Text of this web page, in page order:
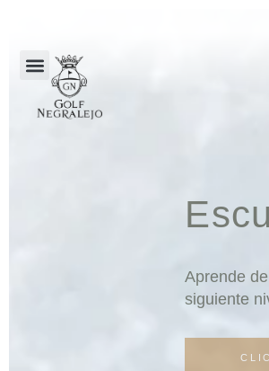
Aprende de los mejores y
siguiente nivel en nuestra
CLICK AQUÍ PARA